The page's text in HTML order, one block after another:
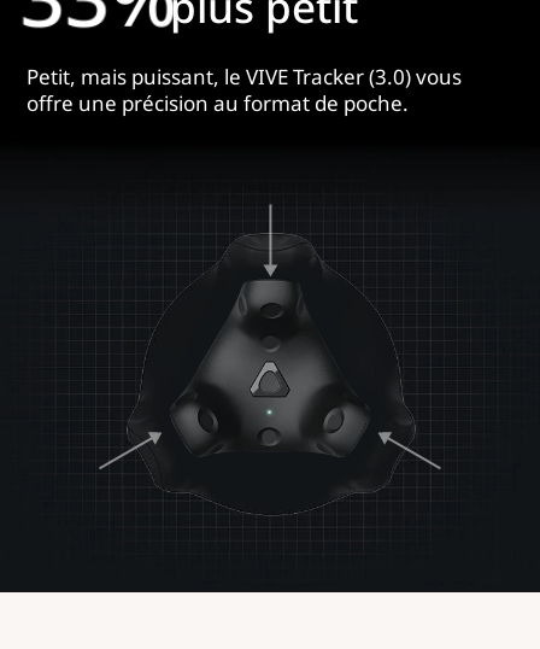
Petit, mais puissant, le VIVE Tracker (3.0) vous
offre une précision au format de poche.